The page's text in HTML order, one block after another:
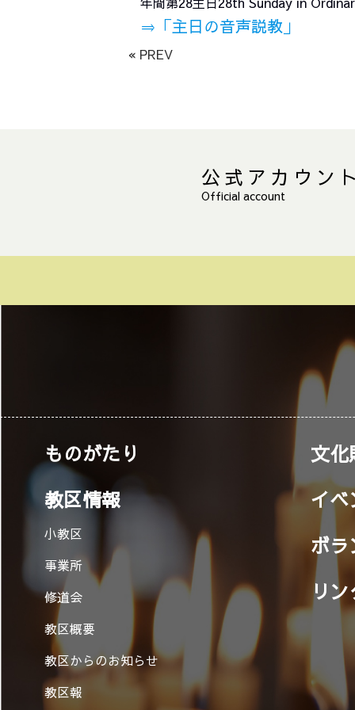
⇒ 「主日の音声説教」
« PREV
公式アカウン
Official account
ものがたり
教区情報
小教区
事業所
修道会
教区概要
教区からのお知らせ
教区報
文化
イベ
ボラ
リ